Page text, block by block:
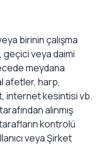
birinin çalışma
geçici veya daimi
meydana
afetler, harp,
internet kesintisi vb.
alınmış
kontrolü
veya Şirket